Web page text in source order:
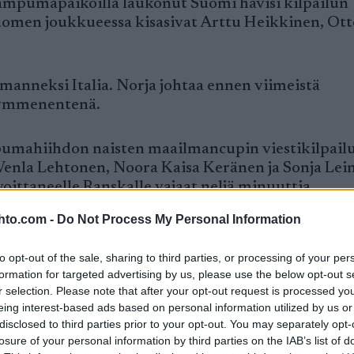
- Do Not Process My Personal Information
opt-out of the sale, sharing to third parties, or processing of your
for targeted advertising by us, please use the below opt-out
selection. Please note that after your opt-out request is processed
interest-based ads based on personal information utilized by us
to third parties prior to your opt-out. You may separately
of your personal information by third parties on the IAB’s list of
laukonut Suomi hävisi kilpailun
joukkueessa kisasivat Arttu Heikkinen,
Italia. Norja johtaa ennen viimeistä
naisten maailmancupin
Lehtonen, Noora Kaisa Keränen ja Sonja
Ranskalle vajaat neljä minuuttia.
yhteensä seitsemän varapatruunaa.
kahteen varapaukkuun.
myönteli Ampumahiihtoliiton
Tilanne viestin maailmancupin